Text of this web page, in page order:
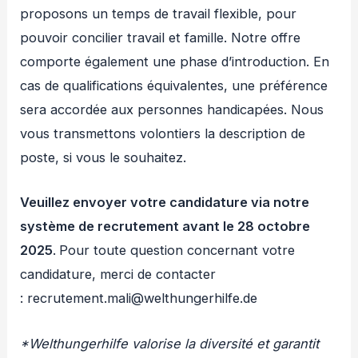
proposons un temps de travail flexible, pour
pouvoir concilier travail et famille. Notre offre
comporte également une phase d’introduction. En
cas de qualifications équivalentes, une préférence
sera accordée aux personnes handicapées. Nous
vous transmettons volontiers la description de
poste, si vous le souhaitez.
Veuillez envoyer votre candidature via notre
système de recrutement avant le 28 octobre
2025. Pour toute question concernant votre
candidature, merci de contacter
: recrutement.mali@welthungerhilfe.de
*Welthungerhilfe valorise la diversité et garantit